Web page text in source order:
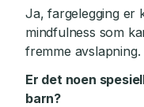
Ja, fargelegging
mindfulness som
fremme avslapning.
Er det noen
barn?